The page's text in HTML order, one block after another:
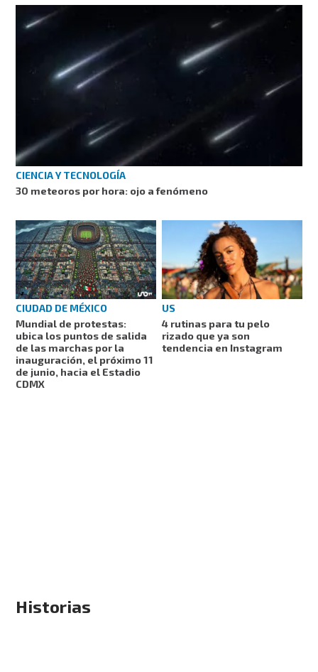
CIENCIA Y TECNOLOGÍA
30 meteoros por hora: ojo a fenómeno
CIUDAD DE MÉXICO
Mundial de protestas:
ubica los puntos de salida
de las marchas por la
inauguración, el próximo 11
de junio, hacia el Estadio
CDMX
US
4 rutinas para tu pelo
rizado que ya son
tendencia en Instagram
Historias